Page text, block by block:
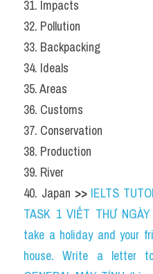
31. Impacts
32. Pollution
33. Backpacking
34. Ideals
35. Areas
36. Customs
37. Conservation
38. Production
39. River
40. Japan >> IELTS
TASK 1 VIẾT THƯ
take a holiday and your
house. Write a letter